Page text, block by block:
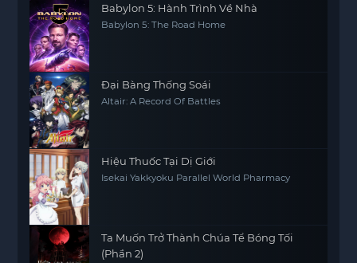
Babylon 5: Hành Trình Về Nhà
Babylon 5: The Road Home
Đại Bàng Thống Soái
Altair: A Record Of Battles
Hiệu Thuốc Tại Dị Giới
Isekai Yakkyoku Parallel World Pharmacy
Ta Muốn Trở Thành Chúa Tể Bóng Tối
(Phần 2)